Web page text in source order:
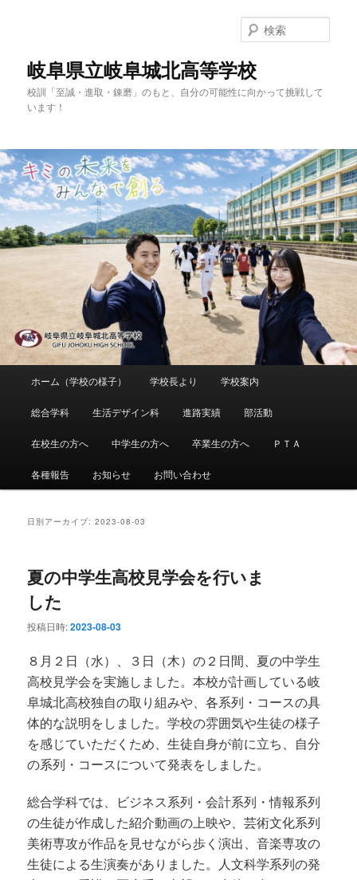
岐阜県立岐阜城北高等学校
校訓「至誠・進取・錬磨」のもと、自分の可能性に向かって挑戦して
います！
索
メ
イ
ン
ン
ン
ツ
へ
移
動
サ
ブ
コ
テ
ツ
へ
移
動
ホーム（学校の様子） 学校長より 学校案内
総合学科 生活デザイン科 進路実績 部活動
在校生の方へ 中学生の方へ 卒業生の方へ ＰＴＡ
各種報告 お知らせ お問い合わせ
日別アーカイブ:2023-08-03
夏の中学生高校見学会を行いま
した
投稿日時:2023-08-03
８月２日（水）、３日（木）の２日間、夏の中学生
高校見学会を実施しました。本校が計画している岐
阜城北高校独自の取り組みや、各系列・コースの具
体的な説明をしました。学校の雰囲気や生徒の様子
を感じていただくため、生徒自身が前に立ち、自分
の系列・コースについて発表をしました。
総合学科では、ビジネス系列・会計系列・情報系列
の生徒が作成した紹介動画の上映や、芸術文化系列
美術専攻が作品を見せながら歩く演出、音楽専攻の
生徒による生演奏がありました。人文科学系列の発